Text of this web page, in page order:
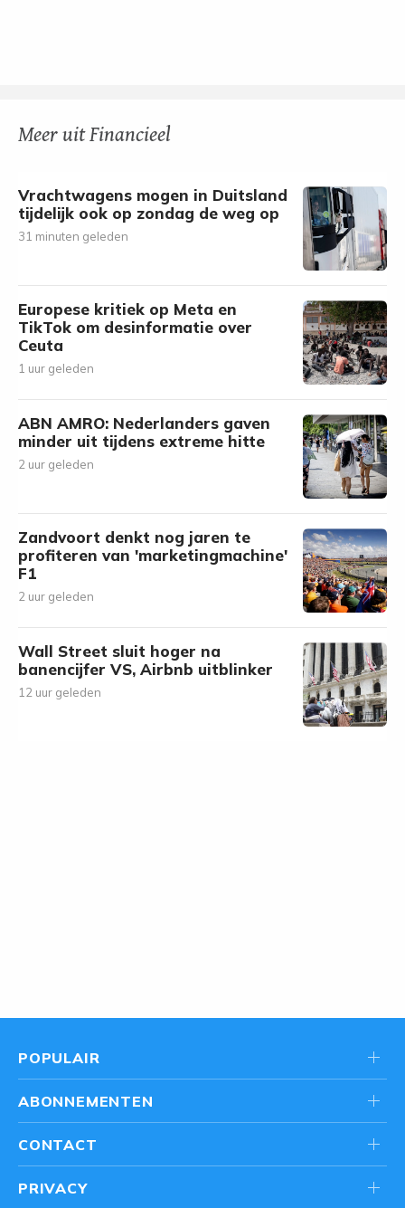
Meer uit Financieel
Vrachtwagens mogen in Duitsland
tijdelijk ook op zondag de weg op
31 minuten geleden
Europese kritiek op Meta en
TikTok om desinformatie over
Ceuta
1 uur geleden
ABN AMRO: Nederlanders gaven
minder uit tijdens extreme hitte
2 uur geleden
Zandvoort denkt nog jaren te
profiteren van 'marketingmachine'
F1
2 uur geleden
Wall Street sluit hoger na
banencijfer VS, Airbnb uitblinker
12 uur geleden
POPULAIR
ABONNEMENTEN
CONTACT
PRIVACY